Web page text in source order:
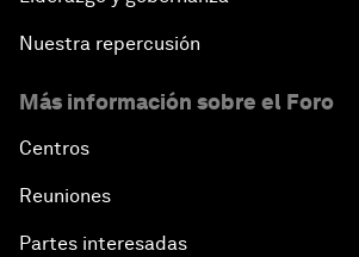
Nuestra repercusión
Más información sobre el Foro
Centros
Reuniones
Partes interesadas